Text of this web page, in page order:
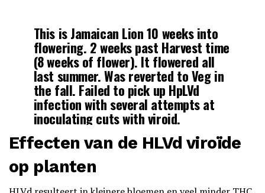
This is Jamaican Lion 10 weeks into
flowering. 2 weeks past Harvest time
(8 weeks of flower). It flowered all
last summer. Was reverted to Veg in
the fall. Failed to pick up HpLVd
infection with several attempts at
inoculating cuts with viroid.
pic.twitter.com/ik8TUGza2m
— Kevin McKernan
(@Kevin_McKernan)
Effecten van de HLVd viroïde
op planten